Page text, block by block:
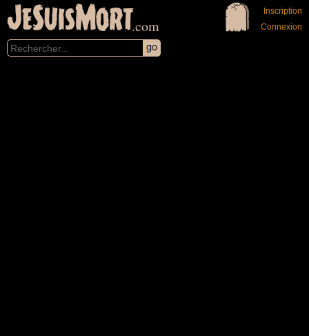
JeSuisMort.com
Inscription
Connexion